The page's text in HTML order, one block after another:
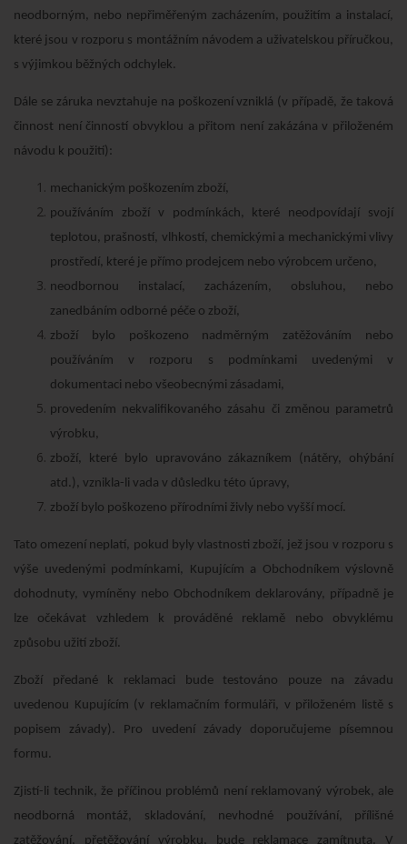
neodborným, nebo nepřiměřeným zacházením, použitím a instalací,
které jsou v rozporu s montážním návodem a uživatelskou příručkou,
s výjimkou běžných odchylek.
Dále se záruka nevztahuje na poškození vzniklá (v případě, že taková
činnost není činností obvyklou a přitom není zakázána v přiloženém
návodu k použití):
mechanickým poškozením zboží,
používáním zboží v podmínkách, které neodpovídají svojí
teplotou, prašností, vlhkostí, chemickými a mechanickými vlivy
prostředí, které je přímo prodejcem nebo výrobcem určeno,
neodbornou instalací, zacházením, obsluhou, nebo
zanedbáním odborné péče o zboží,
zboží bylo poškozeno nadměrným zatěžováním nebo
používáním v rozporu s podmínkami uvedenými v
dokumentaci nebo všeobecnými zásadami,
provedením nekvalifikovaného zásahu či změnou parametrů
výrobku,
zboží, které bylo upravováno zákazníkem (nátěry, ohýbání
atd.), vznikla-li vada v důsledku této úpravy,
zboží bylo poškozeno přírodními živly nebo vyšší mocí.
Tato omezení neplatí, pokud byly vlastnosti zboží, jež jsou v rozporu s
výše uvedenými podmínkami, Kupujícím a Obchodníkem výslovně
dohodnuty, vymíněny nebo Obchodníkem deklarovány, případně je
lze očekávat vzhledem k prováděné reklamě nebo obvyklému
způsobu užití zboží.
Zboží předané k reklamaci bude testováno pouze na závadu
uvedenou Kupujícím (v reklamačním formuláři, v přiloženém listě s
popisem závady). Pro uvedení závady doporučujeme písemnou
formu.
Zjistí-li technik, že příčinou problémů není reklamovaný výrobek, ale
neodborná montáž, skladování, nevhodné používání, přílišné
zatěžování, přetěžování výrobku, bude reklamace zamítnuta. V